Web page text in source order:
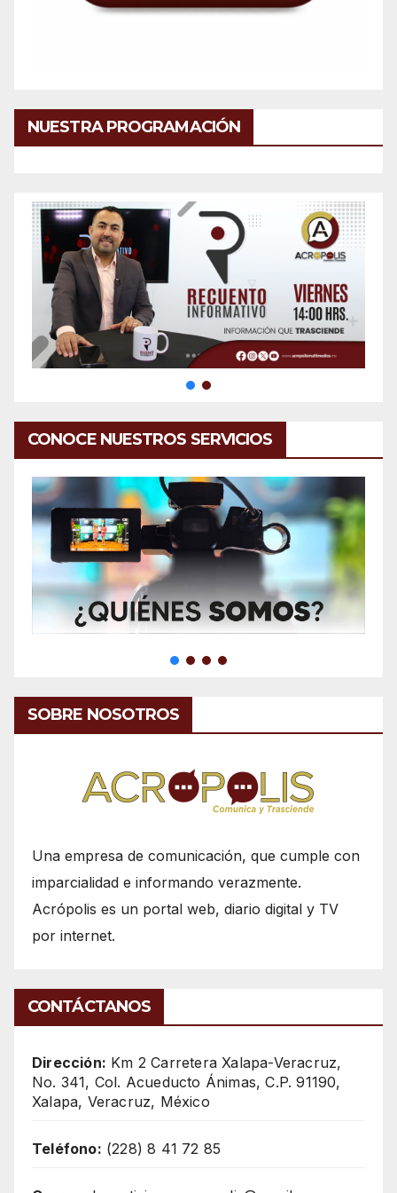
NUESTRA PROGRAMACIÓN
CONOCE NUESTROS SERVICIOS
SOBRE NOSOTROS
Una empresa de comunicación, que cumple con
imparcialidad e informando verazmente.
Acrópolis es un portal web, diario digital y TV
por internet.
CONTÁCTANOS
Dirección: Km 2 Carretera Xalapa-Veracruz,
No. 341, Col. Acueducto Ánimas, C.P. 91190,
Xalapa, Veracruz, México
Teléfono: (228) 8 41 72 85